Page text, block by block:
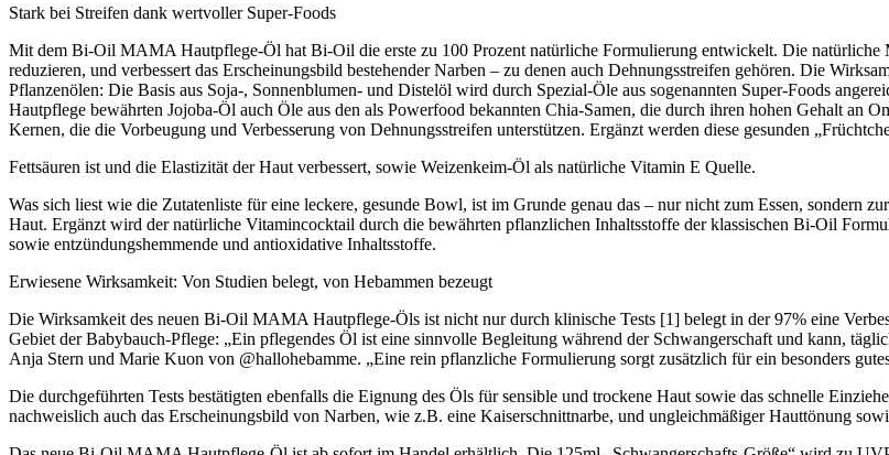
Stark bei Streifen dank wertvoller Super-Foods
Mit dem Bi-Oil MAMA Hautpflege-Öl hat Bi-Oil die erste zu 100 Prozent natürliche Formulierung entwickelt. Die
reduzieren, und verbessert das Erscheinungsbild bestehender Narben – zu denen auch Dehnungsstreifen gehören. Die
Pflanzenölen: Die Basis aus Soja-, Sonnenblumen- und Distelöl wird durch Spezial-Öle aus sogenannten Super-Foods
Hautpflege bewährten Jojoba-Öl auch Öle aus den als Powerfood bekannten Chia-Samen, die durch ihren hohen Gehalt an
Kernen, die die Vorbeugung und Verbesserung von Dehnungsstreifen unterstützen. Ergänzt werden diese gesunden
Fettsäuren ist und die Elastizität der Haut verbessert, sowie Weizenkeim-Öl als natürliche Vitamin E Quelle.
Was sich liest wie die Zutatenliste für eine leckere, gesunde Bowl, ist im Grunde genau das – nur nicht zum Essen, sondern
Haut. Ergänzt wird der natürliche Vitamincocktail durch die bewährten pflanzlichen Inhaltsstoffe der klassischen Bi-Oil
sowie entzündungshemmende und antioxidative Inhaltsstoffe.
Erwiesene Wirksamkeit: Von Studien belegt, von Hebammen bezeugt
Die Wirksamkeit des neuen Bi-Oil MAMA Hautpflege-Öls ist nicht nur durch klinische Tests [1] belegt in der 97% eine
Gebiet der Babybauch-Pflege: „Ein pflegendes Öl ist eine sinnvolle Begleitung während der Schwangerschaft und kann,
Anja Stern und Marie Kuon von @hallohebamme. „Eine rein pflanzliche Formulierung sorgt zusätzlich für ein besonders
Die durchgeführten Tests bestätigten ebenfalls die Eignung des Öls für sensible und trockene Haut sowie das schnelle
nachweislich auch das Erscheinungsbild von Narben, wie z.B. eine Kaiserschnittnarbe, und ungleichmäßiger Hauttönung